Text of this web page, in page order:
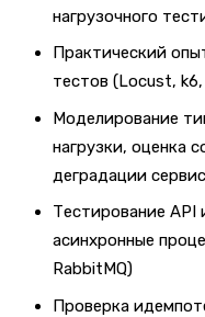
нагрузочного
Практический
тестов (Locust,
Моделирование
нагрузки, оценка
деградации
Тестирование API
асинхронные
RabbitMQ)
Проверка